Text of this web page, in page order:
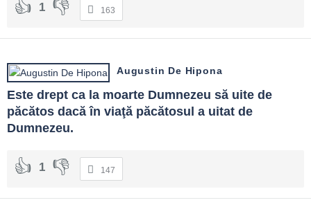
1 163
Augustin De Hipona
Este drept ca la moarte Dumnezeu să uite de
păcătos dacă în viaţă păcătosul a uitat de
Dumnezeu.
1 147